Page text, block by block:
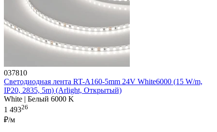
037810
Светодиодная лента RT-A160-5mm 24V White6000 (15 W/m,
IP20, 2835, 5m) (Arlight, Открытый)
White | Белый 6000 K
1 49326
₽/м